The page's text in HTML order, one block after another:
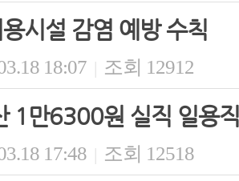
시설 감염 예방 수칙
18:07 | 조회 12912
1만6300원 실직 일용직
17:48 | 조회 12518